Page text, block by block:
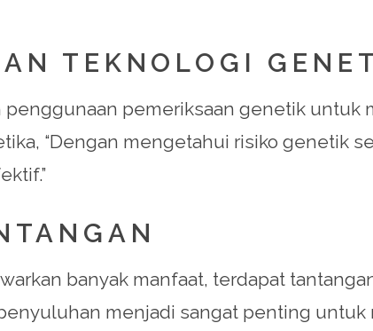
TEKNOLOGI
penggunaan pemeriksaan genetik
“Dengan mengetahui risiko genetik
banyak manfaat, terdapat
menjadi sangat penting